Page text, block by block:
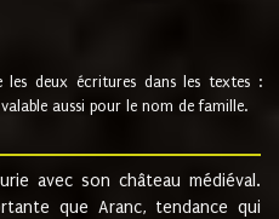
les deux écritures dans les textes :
aussi pour le nom de famille.
avec son château médiéval.
que Aranc, tendance qui